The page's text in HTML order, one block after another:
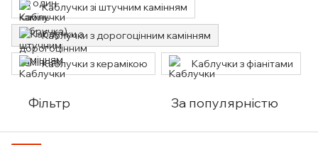
Каблучки зі штучним камінням
Каблучки з дорогоцінним камінням
Каблучки з керамікою Каблучки з фіанітами
Фільтр За популярністю